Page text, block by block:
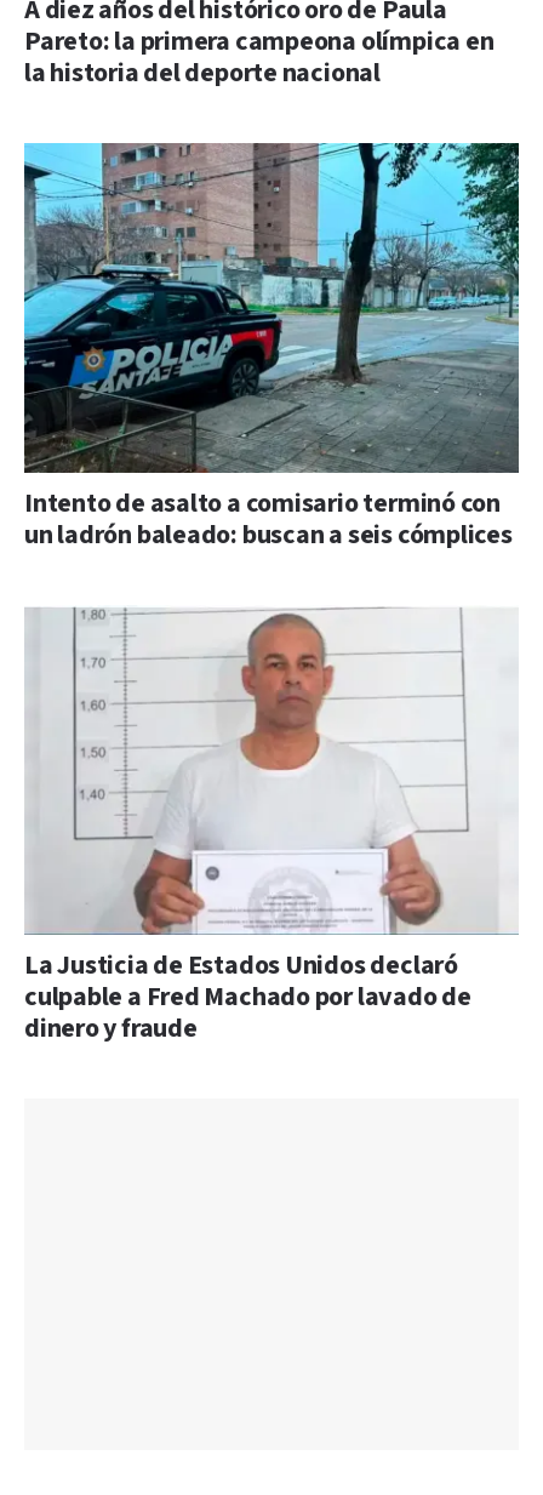
A diez años del histórico oro de Paula
Pareto: la primera campeona olímpica en
la historia del deporte nacional
Intento de asalto a comisario terminó con
un ladrón baleado: buscan a seis cómplices
La Justicia de Estados Unidos declaró
culpable a Fred Machado por lavado de
dinero y fraude